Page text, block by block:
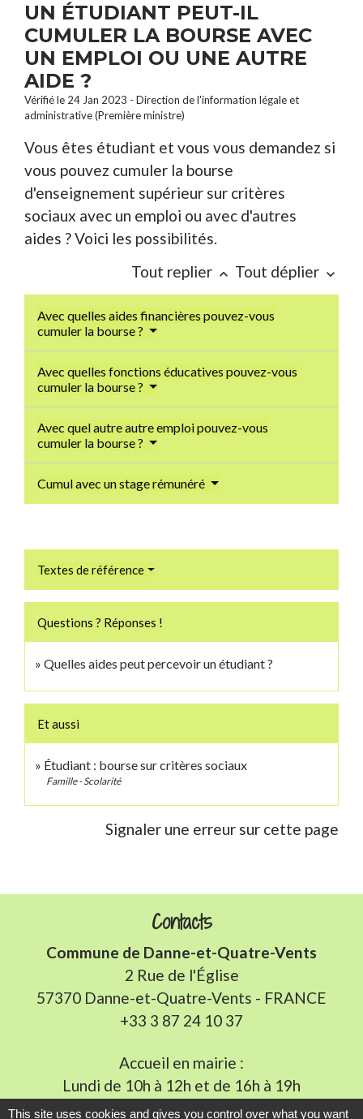
UN ÉTUDIANT PEUT-IL
CUMULER LA BOURSE AVEC
UN EMPLOI OU UNE AUTRE
AIDE ?
Vérifié le 24 Jan 2023 - Direction de l'information légale et
administrative (Première ministre)
Vous êtes étudiant et vous vous demandez si
vous pouvez cumuler la bourse
d'enseignement supérieur sur critères
sociaux avec un emploi ou avec d'autres
aides ? Voici les possibilités.
Tout replier keyboard_arrow_up Tout déplier keyboard_arrow_down
Avec quelles aides financières pouvez-vous
cumuler la bourse ?
Avec quelles fonctions éducatives pouvez-vous
cumuler la bourse ?
Avec quel autre autre emploi pouvez-vous
cumuler la bourse ?
Cumul avec un stage rémunéré
Textes de référence
Questions ? Réponses !
Quelles aides peut percevoir un étudiant ?
Et aussi
Étudiant : bourse sur critères sociaux
Famille - Scolarité
Signaler une erreur sur cette page
Contacts
Commune de Danne-et-Quatre-Vents
2 Rue de l'Église
57370 Danne-et-Quatre-Vents - FRANCE
+33 3 87 24 10 37
Accueil en mairie :
Lundi de 10h à 12h et de 16h à 19h
Mardi, jeudi et vendredi de 8h à 11h et de 14h à
This site uses cookies and gives you control over what you want